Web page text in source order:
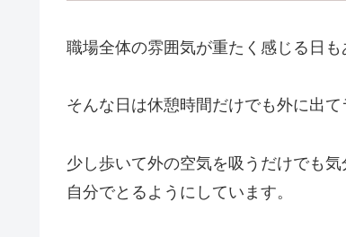
職場全体の雰囲気が重たく感じる日も
そんな日は休憩時間だけでも外に出て
少し歩いて外の空気を吸うだけでも
自分でとるようにしています。